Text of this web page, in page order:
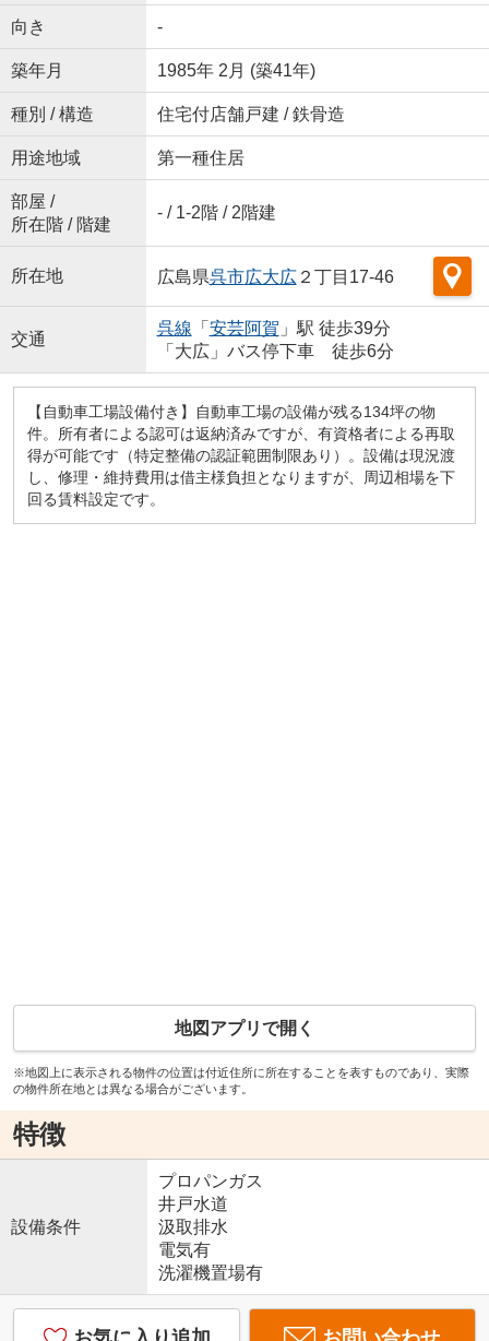
向き -
築年月 1985年 2月 (築41年)
種別 / 構造 住宅付店舗戸建 / 鉄骨造
用途地域 第一種住居
部屋 /
所在階 / 階建
- / 1-2階 / 2階建
所在地 広島県呉市広大広２丁目17-46
交通
呉線 「 安芸阿賀 」駅 徒歩39分
「大広」バス停下車 徒歩6分
【自動車工場設備付き】自動車工場の設備が残る134坪の物
件。所有者による認可は返納済みですが、有資格者による再取
得が可能です（特定整備の認証範囲制限あり）。設備は現況渡
し、修理・維持費用は借主様負担となりますが、周辺相場を下
回る賃料設定です。
地図アプリで開く
※地図上に表示される物件の位置は付近住所に所在することを表すものであり、実際
の物件所在地とは異なる場合がございます。
特徴
設備条件
プロパンガス
井戸水道
汲取排水
電気有
洗濯機置場有